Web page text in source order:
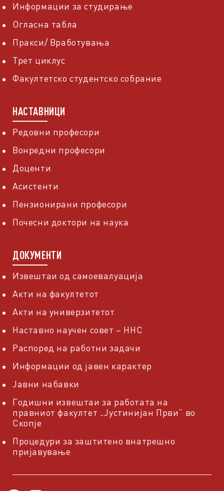
Информации за студирање
Огласна табла
Пракси/ Вработувања
Трет циклус
Факултетско студентско собрание
НАСТАВНИЦИ
Редовни професори
Вонредни професори
Доценти
Асистенти
Пензионирани професори
Почесни доктори на наука
ДОКУМЕНТИ
Извештаи од самоевалуација
Акти на факултетот
Акти на универзитетот
Наставно научен совет – ННС
Распоред на работни задачи
Информации од јавен карактер
Јавни набавки
Годишни извештаи за работата на
правниот факултет „Јустинијан Први“ во
Скопје
Процедури за заштитено внатрешно
пријавување